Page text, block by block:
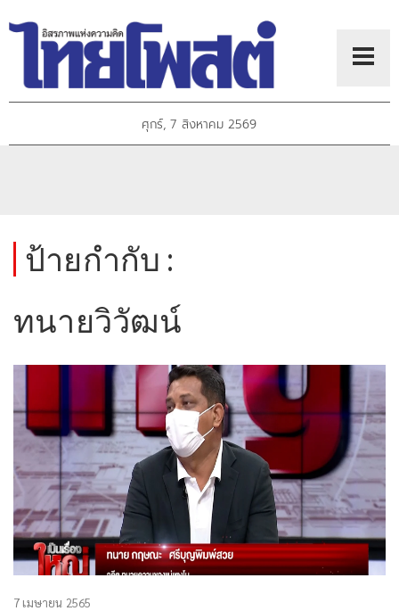
ศุกร์, 7 สิงหาคม 2569
ป้ายกำกับ :
ทนายวิวัฒน์
7 เมษายน 2565